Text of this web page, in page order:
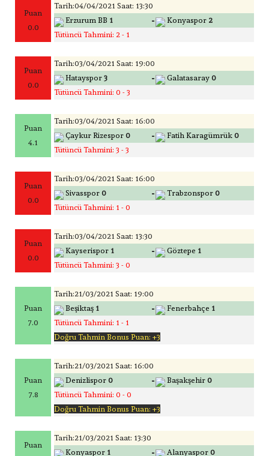
Puan
0.0
Tarih:04/04/2021 Saat: 13:30
Erzurum BB 1 - Konyaspor 2
Tütüncü Tahmini: 2 - 1
Puan
0.0
Tarih:03/04/2021 Saat: 19:00
Hatayspor 3 - Galatasaray 0
Tütüncü Tahmini: 0 - 3
Puan
4.1
Tarih:03/04/2021 Saat: 16:00
Çaykur Rizespor 0 - Fatih Karagümrük 0
Tütüncü Tahmini: 3 - 3
Puan
0.0
Tarih:03/04/2021 Saat: 16:00
Sivasspor 0 - Trabzonspor 0
Tütüncü Tahmini: 1 - 0
Puan
0.0
Tarih:03/04/2021 Saat: 13:30
Kayserispor 1 - Göztepe 1
Tütüncü Tahmini: 3 - 0
Puan
7.0
Tarih:21/03/2021 Saat: 19:00
Beşiktaş 1 - Fenerbahçe 1
Tütüncü Tahmini: 1 - 1
Doğru Tahmin Bonus Puan: +3
Puan
7.8
Tarih:21/03/2021 Saat: 16:00
Denizlispor 0 - Başakşehir 0
Tütüncü Tahmini: 0 - 0
Doğru Tahmin Bonus Puan: +3
Puan
Tarih:21/03/2021 Saat: 13:30
Konyaspor 1 - Alanyaspor 0